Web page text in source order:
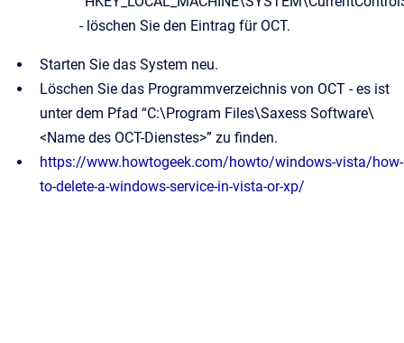
- löschen Sie den Eintrag für OCT.
Starten Sie das System neu.
Löschen Sie das Programmverzeichnis von OCT - es ist
unter dem Pfad “C:\Program Files\Saxess Software\
<Name des OCT-Dienstes>” zu finden.
https://www.howtogeek.com/howto/windows-vista/how-
to-delete-a-windows-service-in-vista-or-xp/